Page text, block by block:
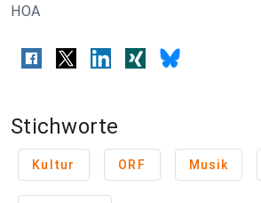
HOA
Stichworte
Kultur ORF Musik